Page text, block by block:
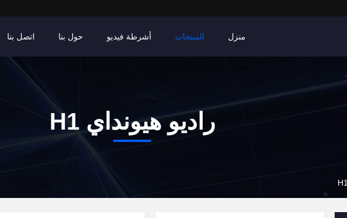
منزل المنتجات أشرطة فيديو حول بنا اتصل بنا
راديو هيونداي H1